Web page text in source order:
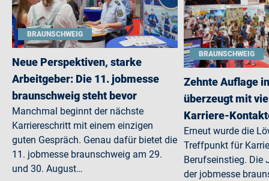
BRAUNSCHWEIG
Neue Perspektiven, starke
Arbeitgeber: Die 11. jobmesse
braunschweig steht bevor
Manchmal beginnt der nächste
Karriereschritt mit einem einzigen
guten Gespräch. Genau dafür bietet die
11. jobmesse braunschweig am 29.
und 30. August…
BRAUNSCHWEIG
Zehnte Auflage
überzeugt mit
Karriere-
Erneut wurde die
Treffpunkt für
Berufseinstieg. Die
der jobmesse